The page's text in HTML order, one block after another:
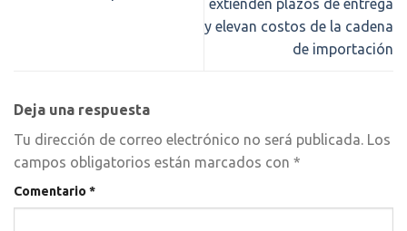
extienden plazos de entrega
y elevan costos de la cadena
de importación
Deja una respuesta
Tu dirección de correo electrónico no será publicada. Los
campos obligatorios están marcados con *
Comentario*